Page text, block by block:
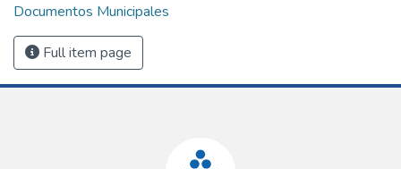
Documentos Municipales
Full item page